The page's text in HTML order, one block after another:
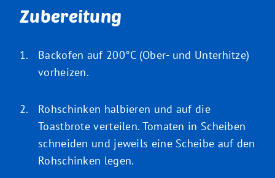
Zubereitung
Backofen auf 200°C (Ober- und Unterhitze)
vorheizen.
Rohschinken halbieren und auf die
Toastbrote verteilen. Tomaten in Scheiben
schneiden und jeweils eine Scheibe auf den
Rohschinken legen.